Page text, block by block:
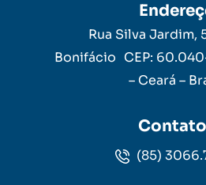
Rua Silva Jardim,
Bonifácio CEP:
– Ceará –
(85)